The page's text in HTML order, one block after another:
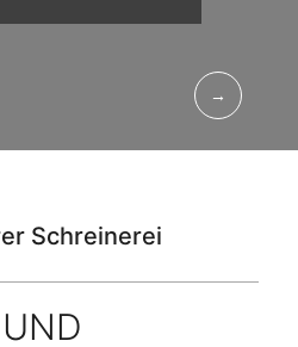
→
Schreinerei